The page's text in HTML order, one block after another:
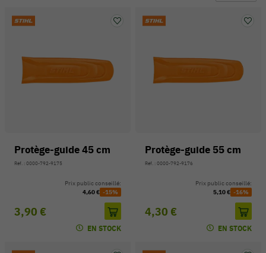
Protège-guide 45 cm
Réf. : 0000-792-9175
3,90 €
Prix public conseillé:
4,60 € -15%
EN STOCK
Protège-guide 55 cm
Réf. : 0000-792-9176
4,30 €
Prix public conseillé:
5,10 € -16%
EN STOCK